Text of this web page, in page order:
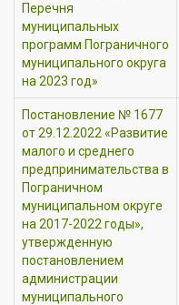
Перечня
муниципальных
программ Пограничного
муниципального округа
на 2023 год»
Постановление № 1677
от 29.12.2022 «Развитие
малого и среднего
предпринимательства в
Пограничном
муниципальном округе
на 2017-2022 годы»,
утвержденную
постановлением
администрации
муниципального